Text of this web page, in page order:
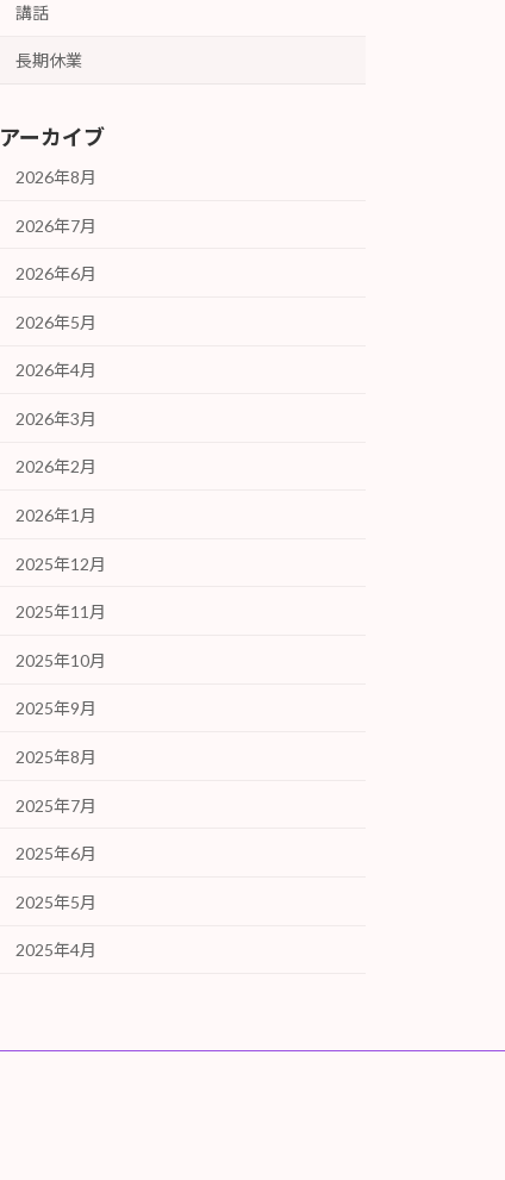
講話
長期休業
アーカイブ
2026年8月
2026年7月
2026年6月
2026年5月
2026年4月
2026年3月
2026年2月
2026年1月
2025年12月
2025年11月
2025年10月
2025年9月
2025年8月
2025年7月
2025年6月
2025年5月
2025年4月